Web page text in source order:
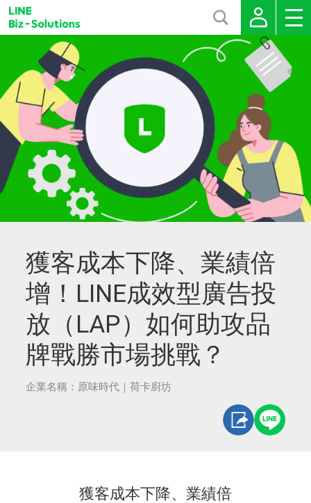
獲客成本下降、業績倍
增！LINE成效型廣告投
放（LAP）如何助攻品
牌戰勝市場挑戰？
企業名稱：原味時代｜荷卡廚坊
獲客成本下降、業績倍